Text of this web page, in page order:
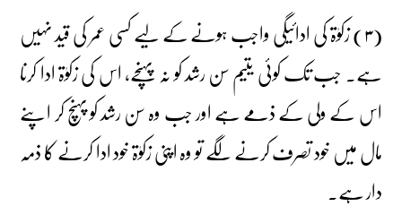
(۳) زکوٰۃ کی ادائیگی واجب ہونے کے لیے کسی عمر کی قید نہیں
ہے۔ جب تک کوئی یتیم سن رشد کو نہ پہنچے، اس کی زکوٰۃ ادا کرنا
اس کے ولی کے ذمے ہے اور جب وہ سن رشد کو پہنچ کر اپنے
مال میں خود تصرف کرنے لگے تو وہ اپنی زکوٰۃ خود ادا کرنے کا ذمہ
دار ہے۔